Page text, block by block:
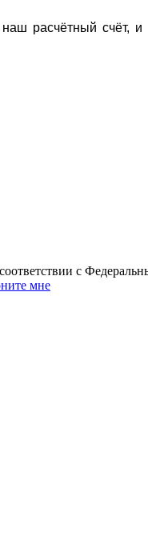
расчётный счёт,
с
мне